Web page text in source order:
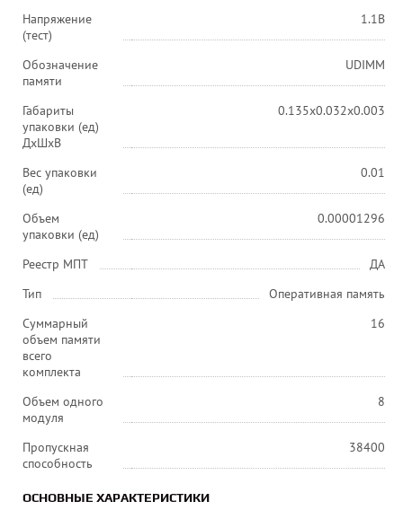
Напряжение
(тест)
1.1В
Обозначение
памяти
UDIMM
Габариты
упаковки (ед)
ДхШхВ
0.135x0.032x0.003
Вес упаковки
(ед)
0.01
Объем
упаковки (ед)
0.00001296
Реестр МПТ
ДА
Тип
Оперативная память
Суммарный
объем памяти
всего
комплекта
16
Объем одного
модуля
8
Пропускная
способность
38400
ОСНОВНЫЕ ХАРАКТЕРИСТИКИ